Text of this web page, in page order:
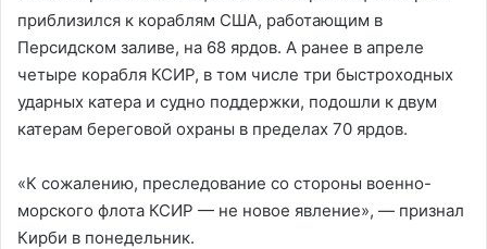
приблизился к кораблям США, работающим в
Персидском заливе, на 68 ярдов. А ранее в апреле
четыре корабля КСИР, в том числе три быстроходных
ударных катера и судно поддержки, подошли к двум
катерам береговой охраны в пределах 70 ярдов.
«К сожалению, преследование со стороны военно-
морского флота КСИР — не новое явление», — признал
Кирби в понедельник.